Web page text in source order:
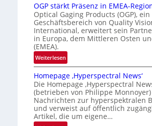
n
g
e
K
o
n
o
l
l
e
o
n
a
l
V
i
s
i
o
n
N
i
l
a
n
d
e
t
e
i
l
i
g
OGP stärkt Präsenz in EMEA-
Optical Gaging Products (OGP), ein
Geschäftsbereich von Quality
International, erweitert sein
in Europa, dem Mittleren Osten
(EMEA).
Weiterlesen:
O
G
P
s
t
ä
r
Homepage ‚Hyperspectral News‘
Die Homepage ‚Hyperspectral
(betrieben von Philippe
Nachrichten zur hyperspektralen
und verweist auf öffentlich
Artikel, die um eigene…